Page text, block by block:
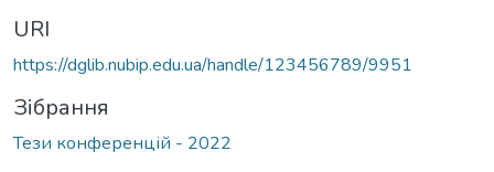
URI
https://dglib.nubip.edu.ua/handle/123456789/9951
Зібрання
Тези конференцій - 2022